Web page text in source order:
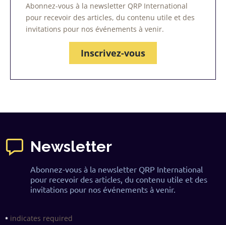
Abonnez-vous à la newsletter QRP International
pour recevoir des articles, du contenu utile et des
invitations pour nos événements à venir.
Inscrivez-vous
Newsletter
Abonnez-vous à la newsletter QRP International
pour recevoir des articles, du contenu utile et des
invitations pour nos événements à venir.
* indicates required